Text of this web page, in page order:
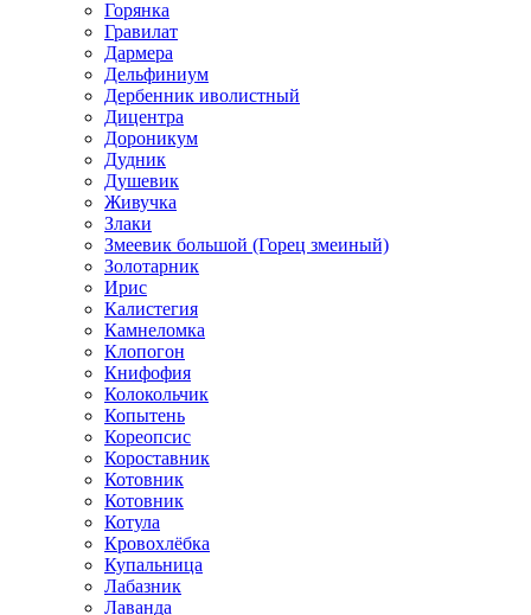
Горянка
Гравилат
Дармера
Дельфиниум
Дербенник иволистный
Дицентра
Дороникум
Дудник
Душевик
Живучка
Злаки
Змеевик большой (Горец змеиный)
Золотарник
Ирис
Калистегия
Камнеломка
Клопогон
Книфофия
Колокольчик
Копытень
Кореопсис
Короставник
Котовник
Котовник
Котула
Кровохлёбка
Купальница
Лабазник
Лаванда